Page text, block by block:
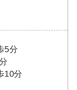
5分
10分